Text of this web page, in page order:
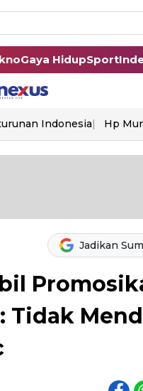
Gaya HidupSport
Indonesia Hp
Jadikan
Tidak